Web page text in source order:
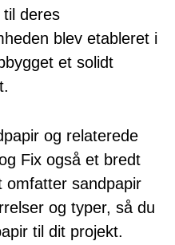
deres
blev etableret i
et solidt
og relaterede
Fix også et bredt
omfatter sandpapir
og typer, så du
til dit projekt.